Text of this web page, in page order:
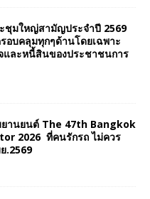
ชุมใหญ่สามัญประจำปี 2569
อบคลุมทุกๆด้านโดยเฉพาะ
และหนี้สินของประชาชนการ
ยานยนต์ The 47th Bangkok
2026 ที่คนรักรถ ไม่ควร
.2569